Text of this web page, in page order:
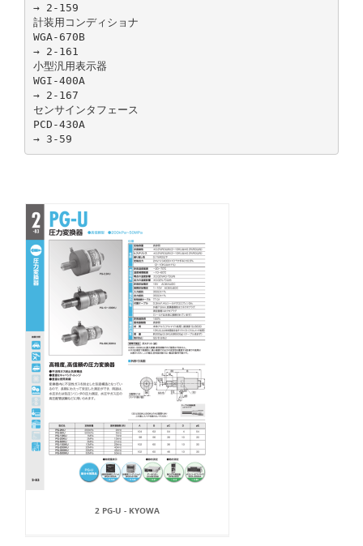
→ 2-159
計装用コンディショナ
WGA-670B
→ 2-161
小型汎用表示器
WGI-400A
→ 2-167
センサインタフェース
PCD-430A
2 PG-U - KYOWA